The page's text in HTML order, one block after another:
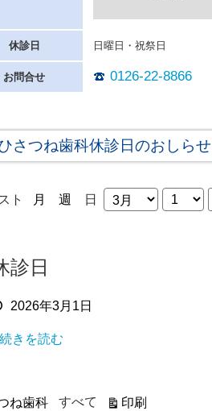
休診日 日曜日・祝祭日
お問合せ 0126-22-8866
さつね歯科休診日のおしらせ
ト 月 週 日
月
日
年
診日
2026年3月1日
続きを読む
ね歯科 すべて 印刷